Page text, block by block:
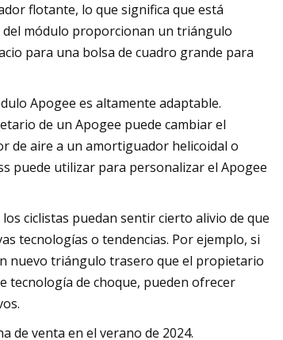
flotante, lo que significa que está
del módulo proporcionan un triángulo
para una bolsa de cuadro grande para
Apogee es altamente adaptable.
de un Apogee puede cambiar el
de aire a un amortiguador helicoidal o
puede utilizar para personalizar el Apogee
ciclistas puedan sentir cierto alivio de que
tecnologías o tendencias. Por ejemplo, si
nuevo triángulo trasero que el propietario
tecnología de choque, pueden ofrecer
de venta en el verano de 2024.